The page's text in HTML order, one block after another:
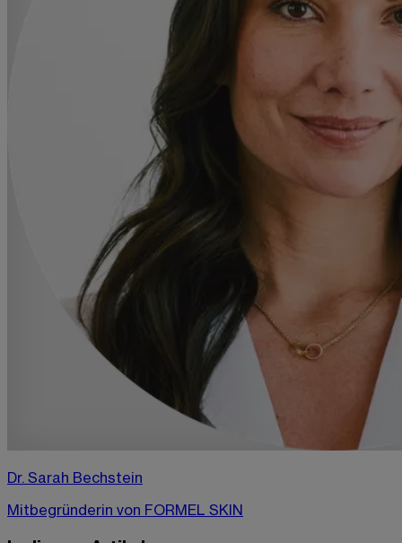
Dr. Sarah Bechstein
Mitbegründerin von FORMEL SKIN